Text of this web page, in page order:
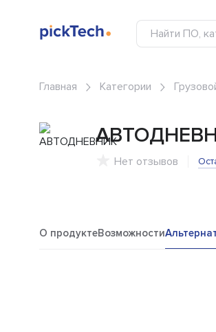
Главная Категории
Нет отзывов
О продуктеВозможности